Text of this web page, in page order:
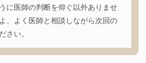
に医師の判断を仰ぐ以外ありませ
、よく医師と相談しながら次回の
さい。